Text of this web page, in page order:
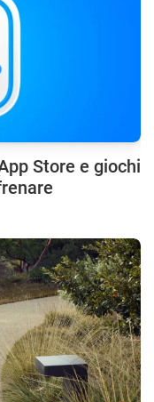
Store e giochi